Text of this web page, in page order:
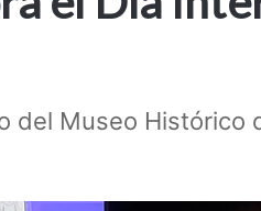
del Museo Histórico